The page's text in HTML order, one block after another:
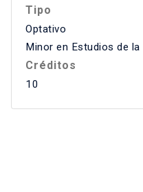
Tipo
Optativo
Minor en Estudios de la
Créditos
10